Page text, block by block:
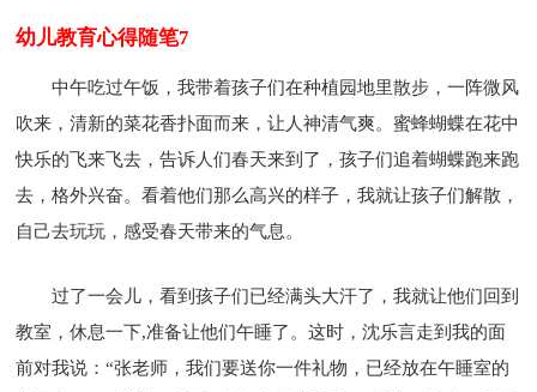
幼儿教育心得随笔7
中午吃过午饭，我带着孩子们在种植园地里散步，一阵微风
吹来，清新的菜花香扑面而来，让人神清气爽。蜜蜂蝴蝶在花中
快乐的飞来飞去，告诉人们春天来到了，孩子们追着蝴蝶跑来跑
去，格外兴奋。看着他们那么高兴的样子，我就让孩子们解散，
自己去玩玩，感受春天带来的气息。
过了一会儿，看到孩子们已经满头大汗了，我就让他们回到
教室，休息一下,准备让他们午睡了。这时，沈乐言走到我的面
前对我说：“张老师，我们要送你一件礼物，已经放在午睡室的